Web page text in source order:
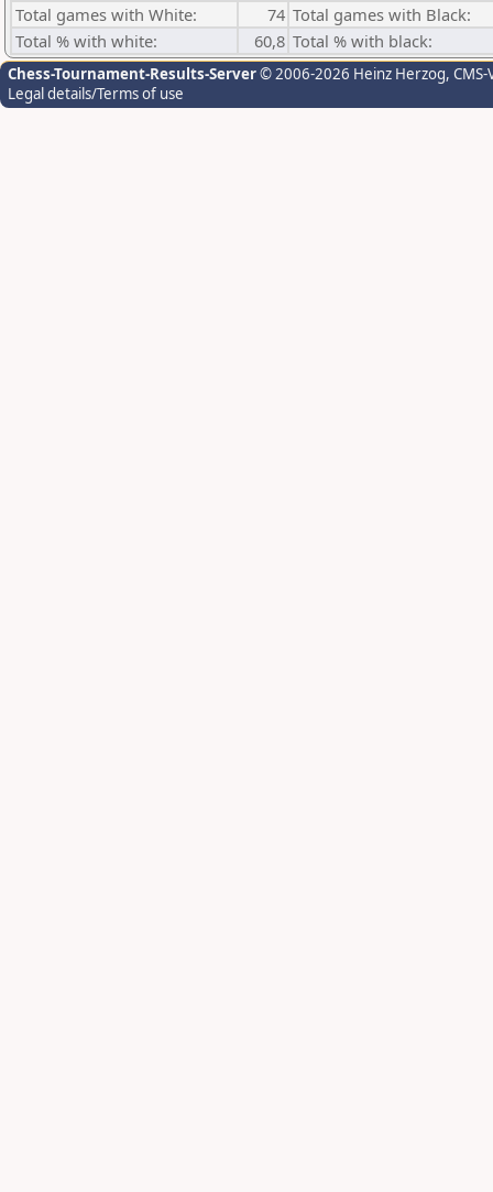
Total games with White:
74 Total games with Black:
Total % with white:
60,8 Total % with black:
Chess-Tournament-Results-Server© 2006-2026 Heinz Herzog,
Legal details/Terms of use